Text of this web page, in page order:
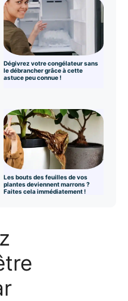
Dégivrez votre congélateur sans
le débrancher grâce à cette
astuce peu connue !
Les bouts des feuilles de vos
plantes deviennent marrons ?
Faites cela immédiatement !